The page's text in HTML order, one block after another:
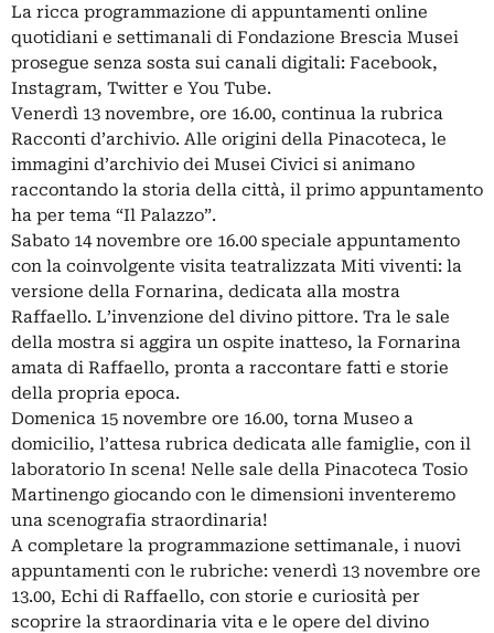
La ricca programmazione di appuntamenti online
quotidiani e settimanali di Fondazione Brescia Musei
prosegue senza sosta sui canali digitali: Facebook,
Instagram, Twitter e You Tube.
Venerdì 13 novembre, ore 16.00, continua la rubrica
Racconti d’archivio. Alle origini della Pinacoteca, le
immagini d’archivio dei Musei Civici si animano
raccontando la storia della città, il primo appuntamento
ha per tema “Il Palazzo”.
Sabato 14 novembre ore 16.00 speciale appuntamento
con la coinvolgente visita teatralizzata Miti viventi: la
versione della Fornarina, dedicata alla mostra
Raffaello. L’invenzione del divino pittore. Tra le sale
della mostra si aggira un ospite inatteso, la Fornarina
amata di Raffaello, pronta a raccontare fatti e storie
della propria epoca.
Domenica 15 novembre ore 16.00, torna Museo a
domicilio, l’attesa rubrica dedicata alle famiglie, con il
laboratorio In scena! Nelle sale della Pinacoteca Tosio
Martinengo giocando con le dimensioni inventeremo
una scenografia straordinaria!
A completare la programmazione settimanale, i nuovi
appuntamenti con le rubriche: venerdì 13 novembre ore
13.00, Echi di Raffaello, con storie e curiosità per
scoprire la straordinaria vita e le opere del divino